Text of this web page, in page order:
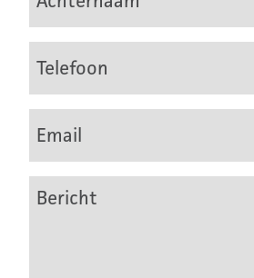
Telefoon
Bericht